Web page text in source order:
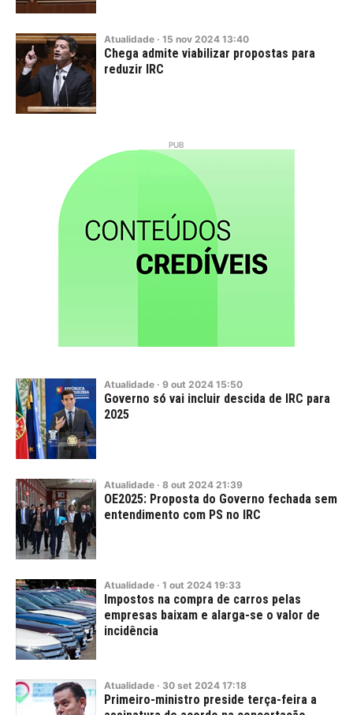
Atualidade · 15 nov 2024 13:40
Chega admite viabilizar propostas para
reduzir IRC
Atualidade · 9 out 2024 15:50
Governo só vai incluir descida de IRC para
2025
Atualidade · 8 out 2024 21:39
OE2025: Proposta do Governo fechada sem
entendimento com PS no IRC
Atualidade · 1 out 2024 19:33
Impostos na compra de carros pelas
empresas baixam e alarga-se o valor de
incidência
Atualidade · 30 set 2024 17:18
Primeiro-ministro preside terça-feira a